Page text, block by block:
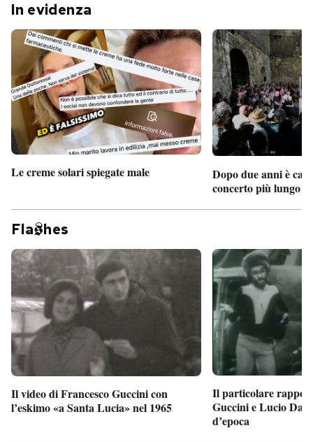
In evidenza
Le creme solari spiegate male
Dopo due anni è
concerto più lungo
Fla hes
Il video di Francesco Guccini con
l’eskimo «a Santa Lucia» nel 1965
Il particolare
Guccini e Lucio
d’epoca